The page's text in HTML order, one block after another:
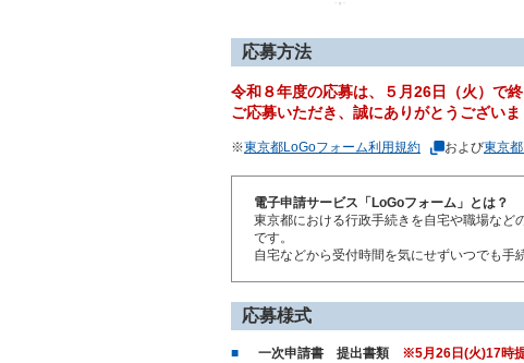
応募方法
令和８年度の応募は、５月26日（火）で終
ご応募いただき、誠にありがとうございま
※東京都LoGoフォーム利用規約 および東京
電子申請サービス「LoGoフォーム」とは？
東京都における行政手続きを自宅や職場など
です。
自宅などから受付時間を気にせずいつでも手
応募様式
一次申請書 提出書類 ※5月26日(火)17時